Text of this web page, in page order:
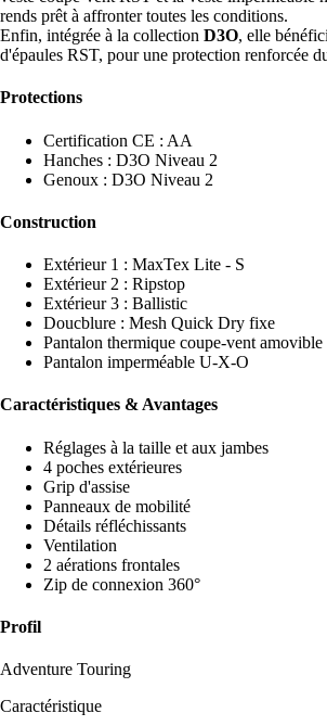
rends prêt à affronter toutes les conditions.
Enfin, intégrée à la collection D3O, elle
d'épaules RST, pour une protection renforcée
Protections
Certification CE : AA
Hanches : D3O Niveau 2
Genoux : D3O Niveau 2
Construction
Extérieur 1 : MaxTex Lite - S
Extérieur 2 : Ripstop
Extérieur 3 : Ballistic
Doucblure : Mesh Quick Dry fixe
Pantalon thermique coupe-vent amovible
Pantalon imperméable U-X-O
Caractéristiques & Avantages
Réglages à la taille et aux jambes
4 poches extérieures
Grip d'assise
Panneaux de mobilité
Détails réfléchissants
Ventilation
2 aérations frontales
Zip de connexion 360°
Profil
Adventure Touring
Caractéristique